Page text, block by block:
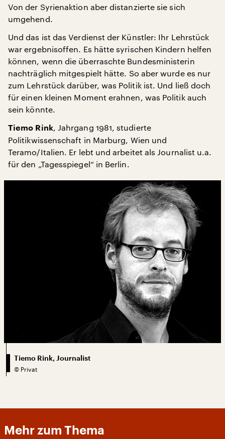
Von der Syrienaktion aber distanzierte sie sich
umgehend.
Und das ist das Verdienst der Künstler: Ihr Lehrstück
war ergebnisoffen. Es hätte syrischen Kindern helfen
können, wenn die überraschte Bundesministerin
nachträglich mitgespielt hätte. So aber wurde es nur
zum Lehrstück darüber, was Politik ist. Und ließ doch
für einen kleinen Moment erahnen, was Politik auch
sein könnte.
Tiemo Rink, Jahrgang 1981, studierte
Politikwissenschaft in Marburg, Wien und
Teramo/Italien. Er lebt und arbeitet als Journalist u.a.
für den „Tagesspiegel“ in Berlin.
Tiemo Rink, Journalist
© Privat
Mehr zum Thema